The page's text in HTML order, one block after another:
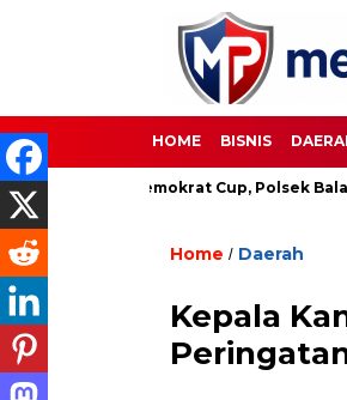
HOME BISNIS
Demokrat Cup, Polsek Balantak
Home / Daerah
Kepala